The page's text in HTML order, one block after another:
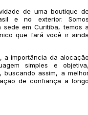
de uma boutique de
e no exterior. Somos
sede em Curitiba, temos a
que fará você ir ainda
a importância da alocação
simples e objetiva,
buscando assim, a
de confiança a longo